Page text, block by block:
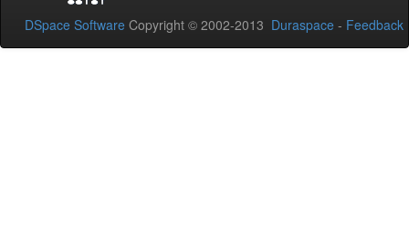
DSpace Software Copyright © 2002-2013 Duraspace - Feedback